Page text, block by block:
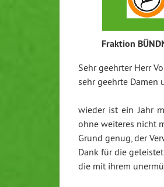
Fraktion
Sehr geehrter Herr
sehr geehrte Damen
wieder ist ein Jahr
ohne weiteres nicht
Grund genug, der
Dank für die
die mit ihrem